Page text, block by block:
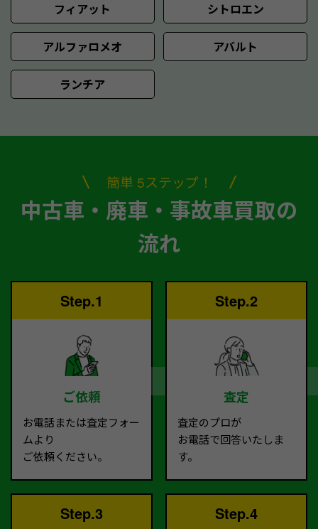
フィアット シトロエン
アルファロメオ アバルト
ランチア
簡単 5ステップ！
中古車・廃車・事故車買取の
流れ
Step.1
ご依頼
お電話または査定フォー
ムより
ご依頼ください。
Step.2
査定
査定のプロが
お電話で回答いたしま
す。
Step.3 Step.4